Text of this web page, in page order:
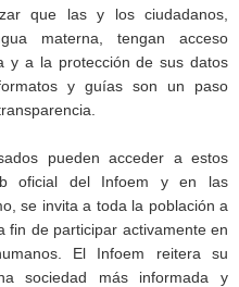
que las y los ciudadanos,
materna, tengan acceso
y a la protección de sus datos
y guías son un paso
pueden acceder a estos
oficial del Infoem y en las
se invita a toda la población a
fin de participar activamente en
El Infoem reitera su
sociedad más informada y